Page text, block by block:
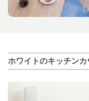
ホワイトのキッチン